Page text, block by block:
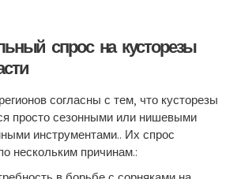
спрос на кусторезы
согласны с тем, что кусторезы
просто сезонными или нишевыми
инструментами.. Их спрос
нескольким причинам.: